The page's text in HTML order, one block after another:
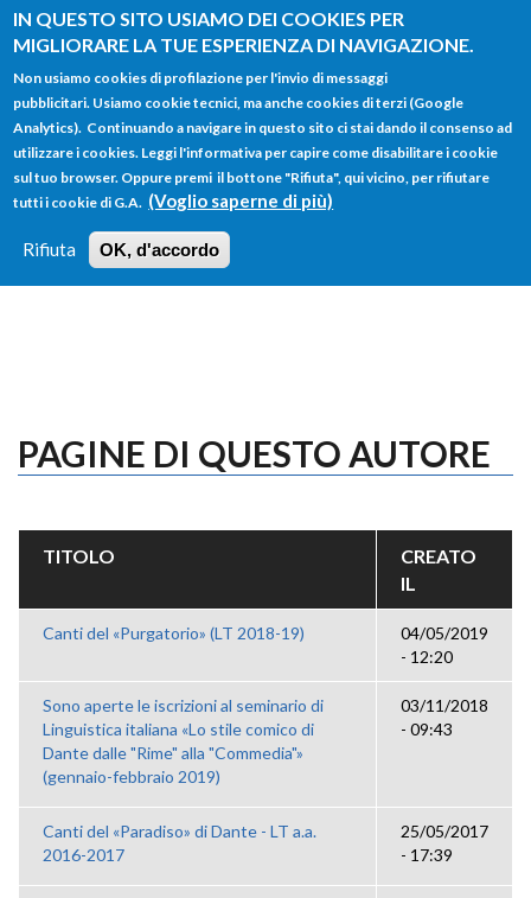
IN QUESTO SITO USIAMO DEI COOKIES PER
MIGLIORARE LA TUE ESPERIENZA DI NAVIGAZIONE.
Non usiamo cookies di profilazione per l'invio di messaggi
pubblicitari. Usiamo cookie tecnici, ma anche cookies di terzi (Google
Analytics). Continuando a navigare in questo sito ci stai dando il consenso ad
utilizzare i cookies. Leggi l'informativa per capire come disabilitare i cookie
sul tuo browser. Oppure premi il bottone "Rifiuta", qui vicino, per rifiutare
tutti i cookie di G.A. (Voglio saperne di più)
Rifiuta OK, d'accordo
Salta al contenuto principale
FORM
DI
RICERCA
Main menu
HOME TUTTI I PROFILI
LOGIN
PAGINE DI QUESTO AUTORE
TITOLO
CREATO
IL
Canti del «Purgatorio» (LT 2018-19)
04/05/2019
- 12:20
Sono aperte le iscrizioni al seminario di
Linguistica italiana «Lo stile comico di
Dante dalle "Rime" alla "Commedia"»
(gennaio-febbraio 2019)
03/11/2018
- 09:43
Canti del «Paradiso» di Dante - LT a.a.
2016-2017
25/05/2017
- 17:39